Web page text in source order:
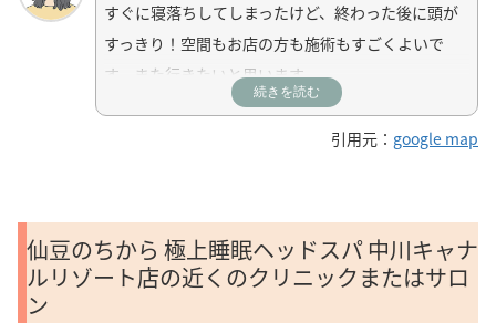
すぐに寝落ちしてしまったけど、終わった後に頭が
すっきり！空間もお店の方も施術もすごくよいで
す。また行きたいと思います。
続きを読む
引用元： google map
仙豆のちから 極上睡眠ヘッドスパ 中川キャナ
ルリゾート店の近くのクリニックまたはサロ
ン